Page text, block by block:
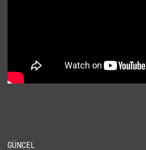
GÜNCEL